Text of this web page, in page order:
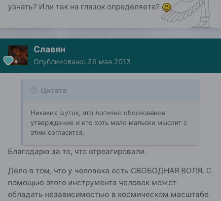
узнать? Или так на глазок определяете?
Славян
Опубликовано: 26 мая 2013
Цитата
Никаких шуток, это логично обоснованое
утверждение и кто хоть мало мальски мыслит с
этим согласится.
Благодарю за то, что отреагировали.
Дело в том, что у человека есть СВОБОДНАЯ ВОЛЯ. С
помощью этого инструмента человек может
обладать независимостью в космическом масштабе.